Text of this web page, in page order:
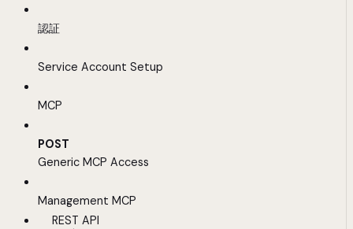
認証
Service Account Setup
MCP
POST
Generic MCP Access
Management MCP
REST API